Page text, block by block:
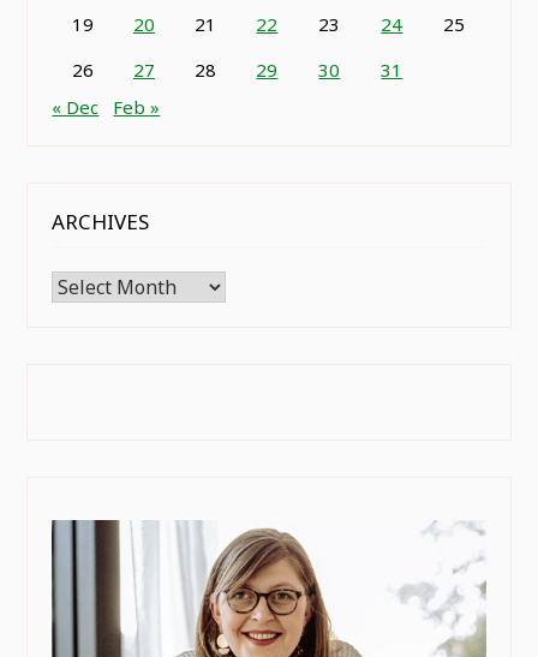
19
20 21 22 23 24
25
26
27 28 29 30
31
« Dec
Feb »
ARCHIVES
Archives